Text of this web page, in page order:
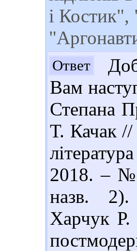
і Костик",
Ответ
Вам
Степана
Т. Качак //
2018. – №
назв.
Харчук Р.